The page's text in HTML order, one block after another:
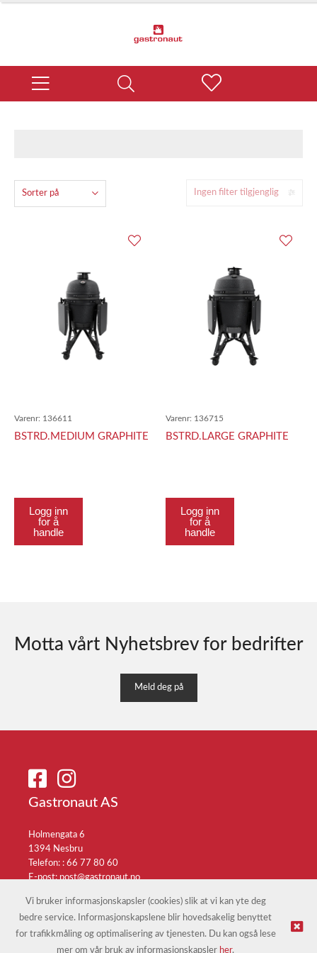
Ingen filter tilgjenglig
Sorter på
Varenr: 136611
BSTRD.MEDIUM GRAPHITE
Logg inn
for å
handle
Varenr: 136715
BSTRD.LARGE GRAPHITE
Logg inn
for å
handle
Motta vårt Nyhetsbrev for bedrifter
Meld deg på
Gastronaut AS
Holmengata 6
1394 Nesbru
Telefon: : 66 77 80 60
E-post:post@gastronaut.no
© Gastronaut AS | Nettbutikk levert av Kréatif
Vi bruker informasjonskapsler (cookies) slik at vi kan yte deg
bedre service. Informasjonskapslene blir hovedsakelig benyttet
for trafikkmåling og optimalisering av tjenesten. Du kan også lese
mer om vår bruk av informasjonskapsler her.